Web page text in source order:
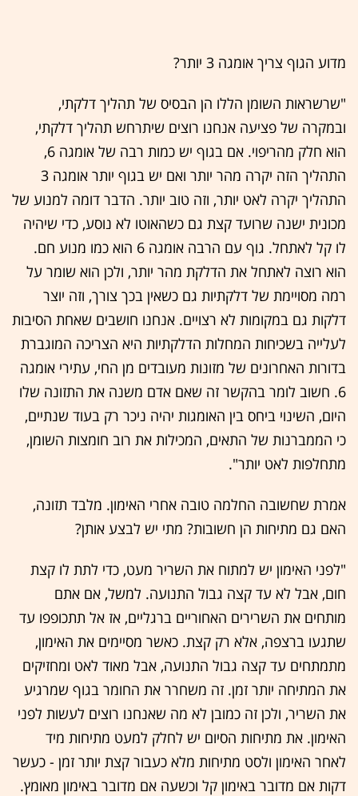
מדוע הגוף צריך אומגה 3 יותר?
"שרשראות השומן הללו הן הבסיס של תהליך דלקתי,
ובמקרה של פציעה אנחנו רוצים שיתרחש תהליך דלקתי,
הוא חלק מהריפוי. אם בגוף יש כמות רבה של אומגה 6,
התהליך הזה יקרה מהר יותר ואם יש בגוף יותר אומגה 3
התהליך יקרה לאט יותר, וזה טוב יותר. הדבר דומה למנוע של
מכונית ישנה שרועד קצת גם כשהאוטו לא נוסע, כדי שיהיה
לו קל לאתחל. גוף עם הרבה אומגה 6 הוא כמו מנוע חם.
הוא רוצה לאתחל את הדלקת מהר יותר, ולכן הוא שומר על
רמה מסויימת של דלקתיות גם כשאין בכך צורך, וזה יוצר
דלקות גם במקומות לא רצויים. אנחנו חושבים שאחת הסיבות
לעלייה בשכיחות המחלות הדלקתיות היא הצריכה המוגברת
בדורות האחרונים של מזונות מעובדים מן החי, עתירי אומגה
6. חשוב לומר בהקשר זה שאם אדם משנה את התזונה שלו
היום, השינוי ביחס בין האומגות יהיה ניכר רק בעוד שנתיים,
כי הממברנות של התאים, המכילות את רוב חומצות השומן,
מתחלפות לאט יותר".
אמרת שחשובה החלמה טובה אחרי האימון. מלבד תזונה,
האם גם מתיחות הן חשובות? מתי יש לבצע אותן?
"לפני האימון יש למתוח את השריר מעט, כדי לתת לו קצת
חום, אבל לא עד קצה גבול התנועה. למשל, אם אתם
מותחים את השרירים האחוריים ברגליים, אז אל תתכופפו עד
שתגעו ברצפה, אלא רק קצת. כאשר מסיימים את האימון,
מתמתחים עד קצה גבול התנועה, אבל מאוד לאט ומחזיקים
את המתיחה יותר זמן. זה משחרר את החומר בגוף שמרגיע
את השריר, ולכן זה כמובן לא מה שאנחנו רוצים לעשות לפני
האימון. את מתיחות הסיום יש לחלק למעט מתיחות מיד
לאחר האימון ולסט מתיחות מלא כעבור קצת יותר זמן - כעשר
דקות אם מדובר באימון קל וכשעה אם מדובר באימון מאומץ.